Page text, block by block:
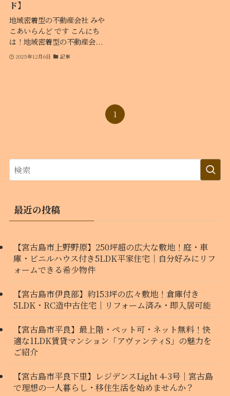
ド】
地域密着型の不動産会社 みや
こあいらんど です こんにち
は！地域密着型の不動産会...
2025年12月6日 記事
1
最近の投稿
【宮古島市上野野原】250坪超の広大な敷地！庭・車
庫・ビニルハウス付き5LDK平家住宅｜自分好みにリフ
ォームできる希少物件
【宮古島市伊良部】約153坪の広々敷地！倉庫付き
5LDK・RC造中古住宅｜リフォーム済み・即入居可能
【宮古島市平良】最上階・ペット可・ネット無料！快
適な1LDK賃貸マンション「アヴァンティS」の魅力を
ご紹介
【宮古島市平良下里】レジデンスLight 4-3号｜宮古島
で理想の一人暮らし・移住生活を始めませんか？